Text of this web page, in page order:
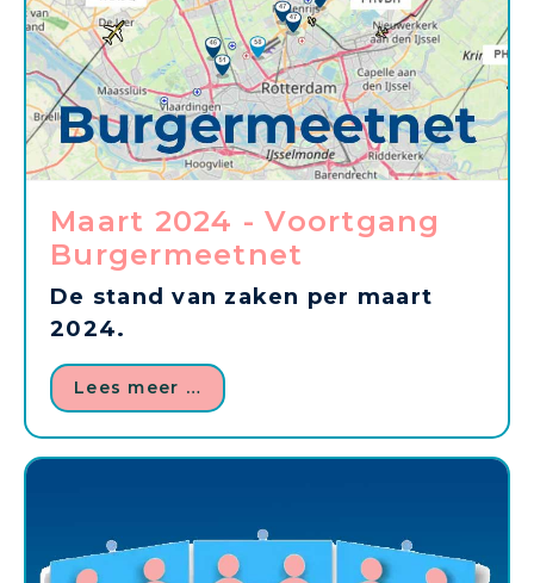
Maart 2024 - Voortgang
Burgermeetnet
De stand van zaken per maart
2024.
Lees meer …